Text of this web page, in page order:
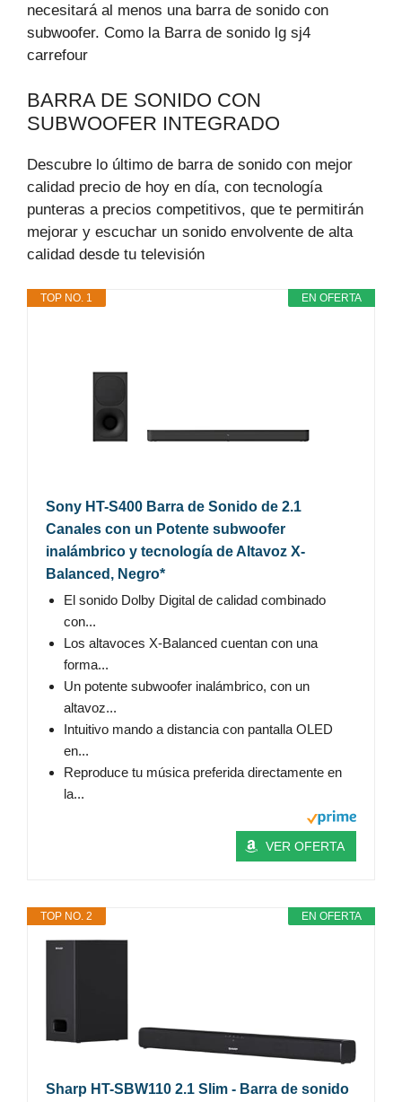
necesitará al menos una barra de sonido con
subwoofer. Como la Barra de sonido lg sj4
carrefour
BARRA DE SONIDO CON
SUBWOOFER INTEGRADO
Descubre lo último de barra de sonido con mejor
calidad precio de hoy en día, con tecnología
punteras a precios competitivos, que te permitirán
mejorar y escuchar un sonido envolvente de alta
calidad desde tu televisión
EN OFERTA
TOP NO. 1
Sony HT-S400 Barra de Sonido de 2.1
Canales con un Potente subwoofer
inalámbrico y tecnología de Altavoz X-
Balanced, Negro*
El sonido Dolby Digital de calidad combinado
con...
Los altavoces X-Balanced cuentan con una
forma...
Un potente subwoofer inalámbrico, con un
altavoz...
Intuitivo mando a distancia con pantalla OLED
en...
Reproduce tu música preferida directamente en
la...
VER OFERTA
EN OFERTA
TOP NO. 2
Sharp HT-SBW110 2.1 Slim - Barra de sonido